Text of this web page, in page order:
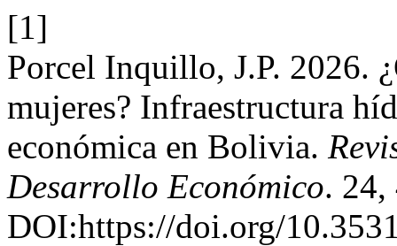
[1]
Porcel Inquillo, J.P. 2026.
mujeres? Infraestructura
económica en Bolivia.
Desarrollo Económico. 24,
DOI:https://doi.org/